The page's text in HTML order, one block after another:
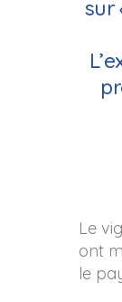
sur
Le
ont
le